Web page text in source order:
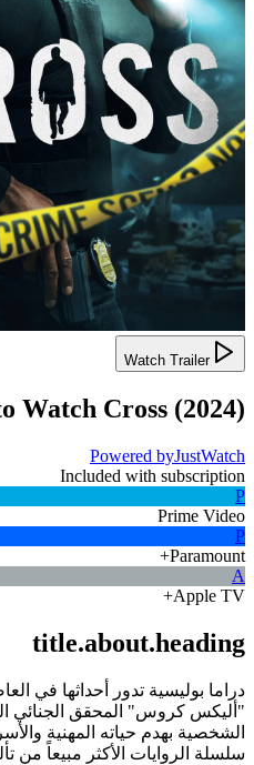
Watch Trailer
Watch Cross (2024)
Powered byJustWatch
Included with subscription
P
Prime Video
P
Paramount+
A
Apple TV+
title.about.heading
دراما بوليسية تدور أحداثها في
"أليكس كروس" المحقق الجنائي
الشخصية بهدم حياته المهنية
سلسلة الروايات الأكثر مبيعاً